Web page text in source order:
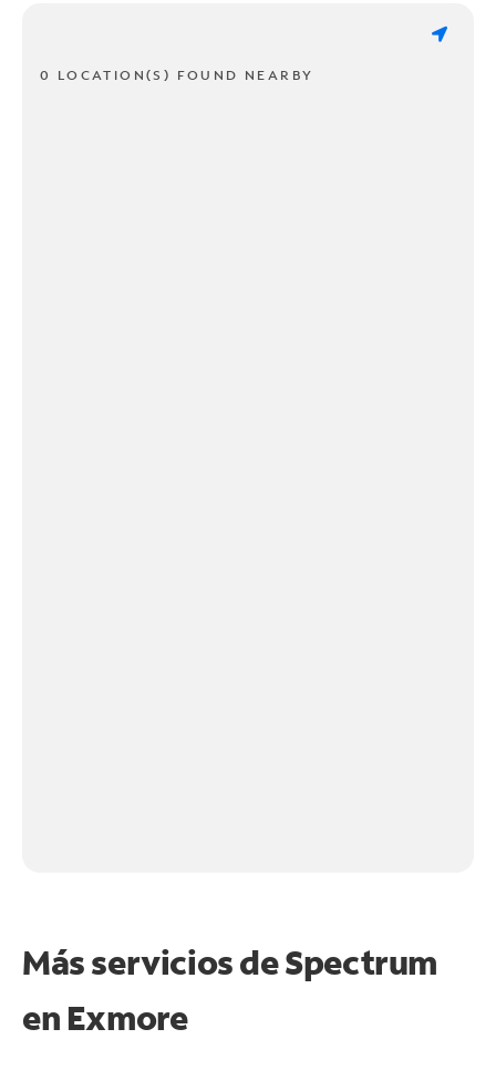
0 LOCATION(S) FOUND NEARBY
Más servicios de Spectrum
en Exmore